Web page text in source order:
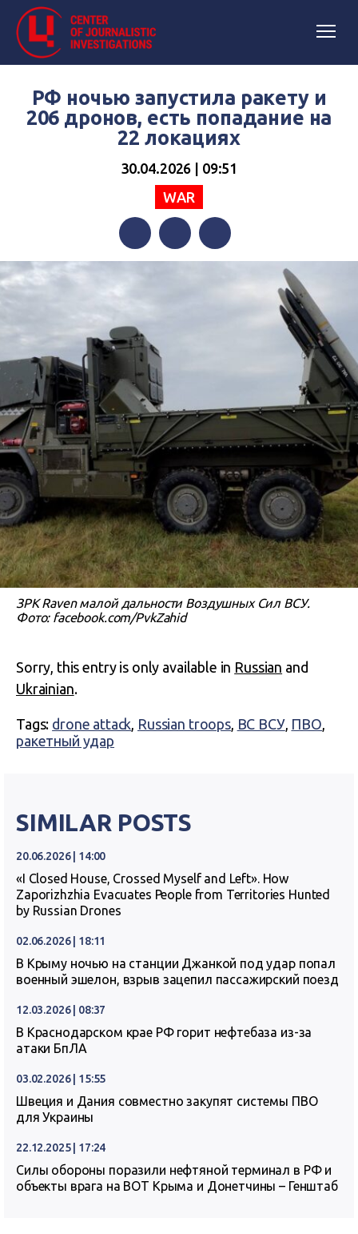
РФ ночью запустила ракету и
206 дронов, есть попадание на
22 локациях
30.04.2026 | 09:51
WAR
FacebookTwitterTelegram
ЗРК Raven малой дальности Воздушных Сил ВСУ.
Фото: facebook.com/PvkZahid
Sorry, this entry is only available in Russian and
Ukrainian.
Tags: drone attack, Russian troops, ВС ВСУ, ПВО,
ракетный удар
SIMILAR POSTS
20.06.2026 | 14:00
«I Closed House, Crossed Myself and Left». How
Zaporizhzhia Evacuates People from Territories Hunted
by Russian Drones
02.06.2026 | 18:11
В Крыму ночью на станции Джанкой под удар попал
военный эшелон, взрыв зацепил пассажирский поезд
12.03.2026 | 08:37
В Краснодарском крае РФ горит нефтебаза из-за
атаки БпЛА
03.02.2026 | 15:55
Швеция и Дания совместно закупят системы ПВО
для Украины
22.12.2025 | 17:24
Силы обороны поразили нефтяной терминал в РФ и
объекты врага на ВОТ Крыма и Донетчины – Генштаб